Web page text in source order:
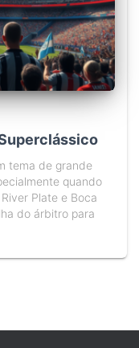
tema de grande
quando
Plate e Boca
do árbitro para